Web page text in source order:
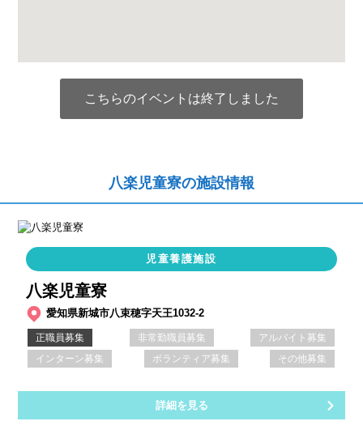
こちらのイベントは終了しました
八楽児童寮の施設情報
児童養護施設
八楽児童寮
愛知県新城市八束穂字天王1032-2
正職員募集 非常勤職員募集
アルバイト募集
インターン募集
ボランティア募集 その他募集
詳細を見る